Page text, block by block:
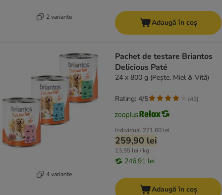
2 variante
Adaugă în coș
4 variante
Pachet de testare Briantos
Delicious Paté
24 x 800 g (Pește, Miel & Vită)
Individual 271,60 lei
259,90 lei
13,55 lei / kg
246,91 lei
Rating: 4/5 (43)
Adaugă în coș